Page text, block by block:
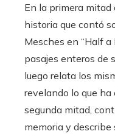
En la primera
historia que contó
Mesches en “Half a
pasajes enteros de
luego relata los
revelando lo que
segunda mitad,
memoria y describe